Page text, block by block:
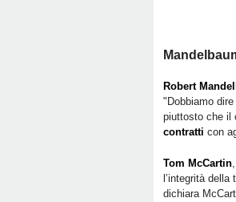
Robert
"Dobbiamo
piuttosto che il
contratti con
Tom McCartin
l’integrità
dichiara